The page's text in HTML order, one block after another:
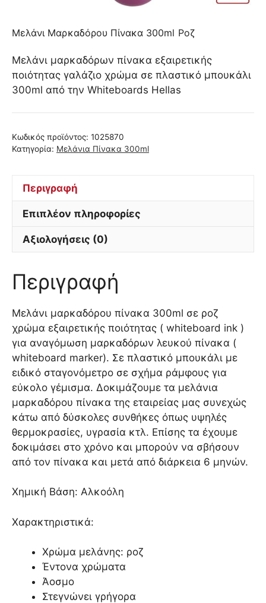
Μελάνι Μαρκαδόρου Πίνακα 300ml Ροζ
Μελάνι μαρκαδόρων πίνακα εξαιρετικής
ποιότητας γαλάζιο χρώμα σε πλαστικό μπουκάλι
300ml από την Whiteboards Hellas
Κωδικός προϊόντος: 1025870
Κατηγορία: Μελάνια Πίνακα 300ml
Περιγραφή
Επιπλέον πληροφορίες
Αξιολογήσεις (0)
Περιγραφή
Μελάνι μαρκαδόρου πίνακα 300ml σε ροζ
χρώμα εξαιρετικής ποιότητας ( whiteboard ink )
για αναγόμωση μαρκαδόρων λευκού πίνακα (
whiteboard marker). Σε πλαστικό μπουκάλι με
ειδικό σταγονόμετρο σε σχήμα ράμφους για
εύκολο γέμισμα. Δοκιμάζουμε τα μελάνια
μαρκαδόρου πίνακα της εταιρείας μας συνεχώς
κάτω από δύσκολες συνθήκες όπως υψηλές
θερμοκρασίες, υγρασία κτλ. Επίσης τα έχουμε
δοκιμάσει στο χρόνο και μπορούν να σβήσουν
από τον πίνακα και μετά από διάρκεια 6 μηνών.
Χημική Βάση: Αλκοόλη
Χαρακτηριστικά:
Χρώμα μελάνης: ροζ
Έντονα χρώματα
Άοσμο
Στεγνώνει γρήγορα